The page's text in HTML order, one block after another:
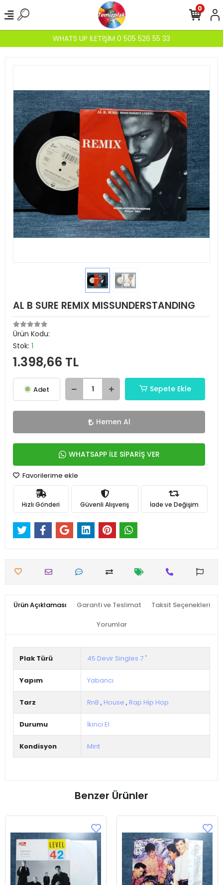
WHATS UP İLETİŞİM 0 505 526 55 33
0
AL B SURE REMIX MISSUNDERSTANDING
Ürün Kodu:
Stok: 1
1.398,66 TL
Adet Sepete Ekle
Hemen Al
WHATSAPP İLE SİPARİŞ VER
Favorilerime ekle
Hızlı Gönderi Güvenli Alışveriş İade ve Değişim
Ürün Açıklaması Garanti ve Teslimat Taksit Seçenekleri
Yorumlar
Plak Türü 45 Devir Singles 7 "
Yapım Yabancı
Tarz RnB , House , Rap Hip Hop
Durumu İkinci El
Kondisyon Mint
Benzer Ürünler